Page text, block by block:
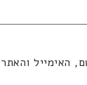
האימייל